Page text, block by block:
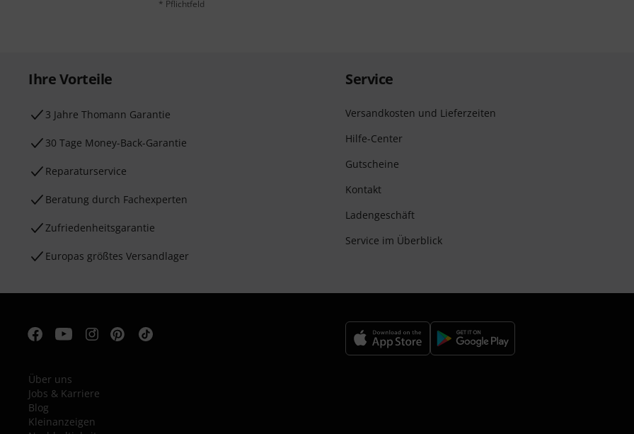
* Pflichtfeld
Ihre Vorteile
3 Jahre Thomann Garantie
30 Tage Money-Back-Garantie
Reparaturservice
Beratung durch Fachexperten
Zufriedenheitsgarantie
Europas größtes Versandlager
Service
Versandkosten und Lieferzeiten
Hilfe-Center
Gutscheine
Kontakt
Ladengeschäft
Service im Überblick
Über uns
Jobs & Karriere
Blog
Kleinanzeigen